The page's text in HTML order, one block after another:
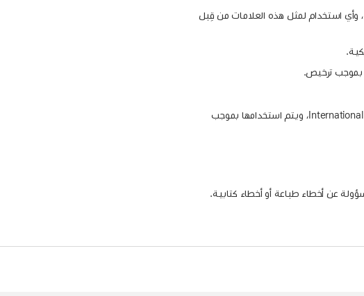
‎ وشعاراتها علامات تجارية مسجلة مملوكة لشركة Bluetooth SIG, Inc.‎، وأي استخدام لمثل هذه العلامات من قِبل
تُعد PowerPC™‎ وشعار PowerPC™‎ علامتين تجاريتين لشركة International Business Machines Corporation، ويتم استخدامها بموجب